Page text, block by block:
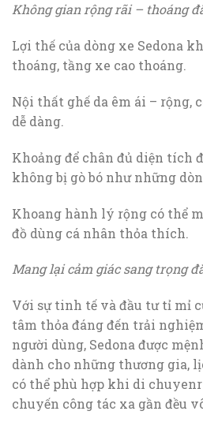
Không gian rộng rãi – thoáng
Lợi thế của dòng xe Sedona
thoáng, tầng xe cao thoáng.
Nội thất ghế da êm ái – rộng,
dễ dàng.
Khoảng để chân đủ diện tích
không bị gò bó như những
Khoang hành lý rộng có thể
đồ dùng cá nhân thỏa thích.
Mang lại cảm giác sang trọng
Với sự tinh tế và đầu tư tỉ mỉ
tâm thỏa đáng đến trải
người dùng, Sedona được
dành cho những thương gia,
có thể phù hợp khi di
chuyến công tác xa gần đều